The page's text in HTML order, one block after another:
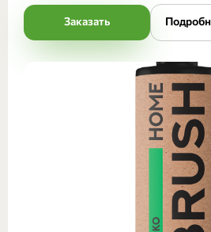
Заказать